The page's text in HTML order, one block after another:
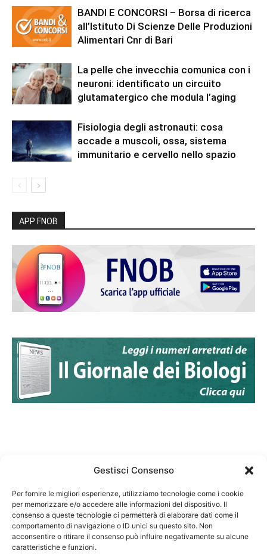
Gestisci Consenso
Per fornire le migliori esperienze, utilizziamo tecnologie come i cookie
per memorizzare e/o accedere alle informazioni del dispositivo. Il
consenso a queste tecnologie ci permetterà di elaborare dati come il
comportamento di navigazione o ID unici su questo sito. Non
acconsentire o ritirare il consenso può influire negativamente su alcune
caratteristiche e funzioni.
BANDI E CONCORSI – Borsa di ricerca
all’Istituto Di Scienze Delle Produzioni
Alimentari Cnr di Bari
La pelle che invecchia comunica con i
neuroni: identificato un circuito
glutamatergico che modula l’aging
Fisiologia degli astronauti: cosa
accade a muscoli, ossa, sistema
immunitario e cervello nello spazio
APP FNOB
Federazione Nazionale Degli Ordini dei Biologi:
codice fiscale 80069130583
Responsabile sito internet www.fnob.it: